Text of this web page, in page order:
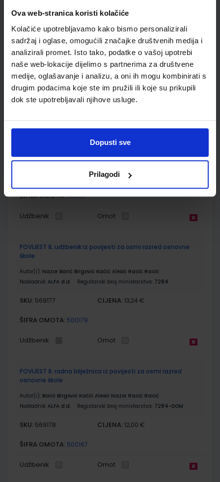
Ova web-stranica koristi kolačiće
Kolačiće upotrebljavamo kako bismo personalizirali
sadržaj i oglase, omogućili značajke društvenih medija i
analizirali promet. Isto tako, podatke o vašoj upotrebi
naše web-lokacije dijelimo s partnerima za društvene
medije, oglašavanje i analizu, a oni ih mogu kombinirati s
drugim podacima koje ste im pružili ili koje su prikupili
dok ste upotrebljavali njihove usluge.
Dopusti sve
Prilagodi
Nakladnik:ALFA d.d. Registarski broj ministarstva: 7274
SKU:569173 CIJENA:13,24 €
ŠIFRA OMOTA: 500167
Udžbenik Omot
MOJA ZEMLJA 4; radna bilježnica iz geografije za osmi razred
OŠ
Kožul Krpes Samardžić Vukelić
Nakladnik:ALFA d.d. Registarski broj ministarstva:7274-DOM
CIJENA: 12,00 €
ŠIFRA OMOTA:500167
Udžbenik Omot
POVIJEST 8; udžbenik iz povijesti za osmi razred osnovne
škole
Autor(i): Nazor Barić Brigović Kačić Alesić Racić Racić
Nakladnik: ALFA d.d. Registarski broj ministarstva: 7284
SKU: 569177 CIJENA: 13,24 €
ŠIFRA OMOTA: 500179
Udžbenik Omot
POVIJEST 8; radna bilježnica iz povijesti za osmi razred
osnovne škole
Autor(i): Barić Brigović Kačić Alesić Nazor Racić Racić
Nakladnik: ALFA d.d. Registarski broj ministarstva: 7284-DOM
SKU: 569178 CIJENA: 12,00 €
ŠIFRA OMOTA: 500167
Udžbenik Omot